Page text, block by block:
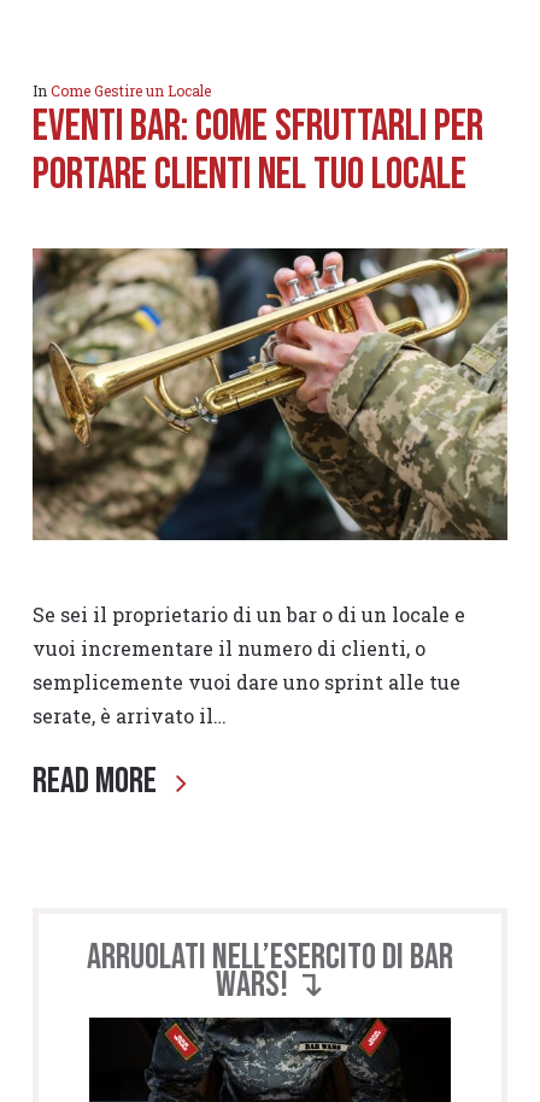
In Come Gestire un Locale
Eventi Bar: come sfruttarli per
portare clienti nel tuo locale
Se sei il proprietario di un bar o di un locale e
vuoi incrementare il numero di clienti, o
semplicemente vuoi dare uno sprint alle tue
serate, è arrivato il…
Read More
Arruolati nell’esercito di BAR
WARS! ↴